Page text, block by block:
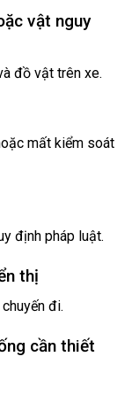
vật nguy
đồ vật trên xe.
mất kiểm soát
định pháp luật.
thị
đi.
cần thiết